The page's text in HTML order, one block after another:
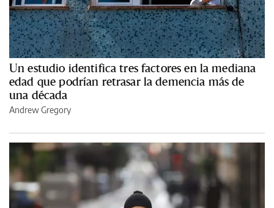
Un estudio identifica tres factores en la mediana
edad que podrían retrasar la demencia más de
una década
Andrew Gregory